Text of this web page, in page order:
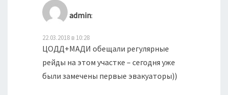
admin:
22.03.2018 в 10:28
ЦОДД+МАДИ обещали регулярные
рейды на этом участке – сегодня уже
были замечены первые эвакуаторы))